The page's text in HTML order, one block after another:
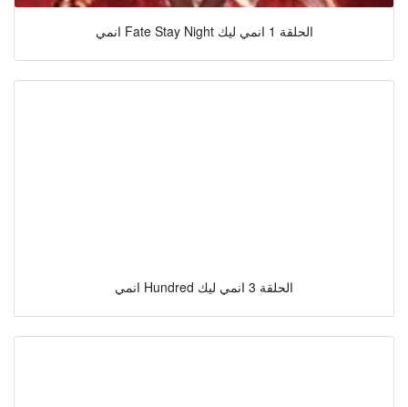
انمي Fate Stay Night الحلقة 1 انمي ليك
انمي Hundred الحلقة 3 انمي ليك